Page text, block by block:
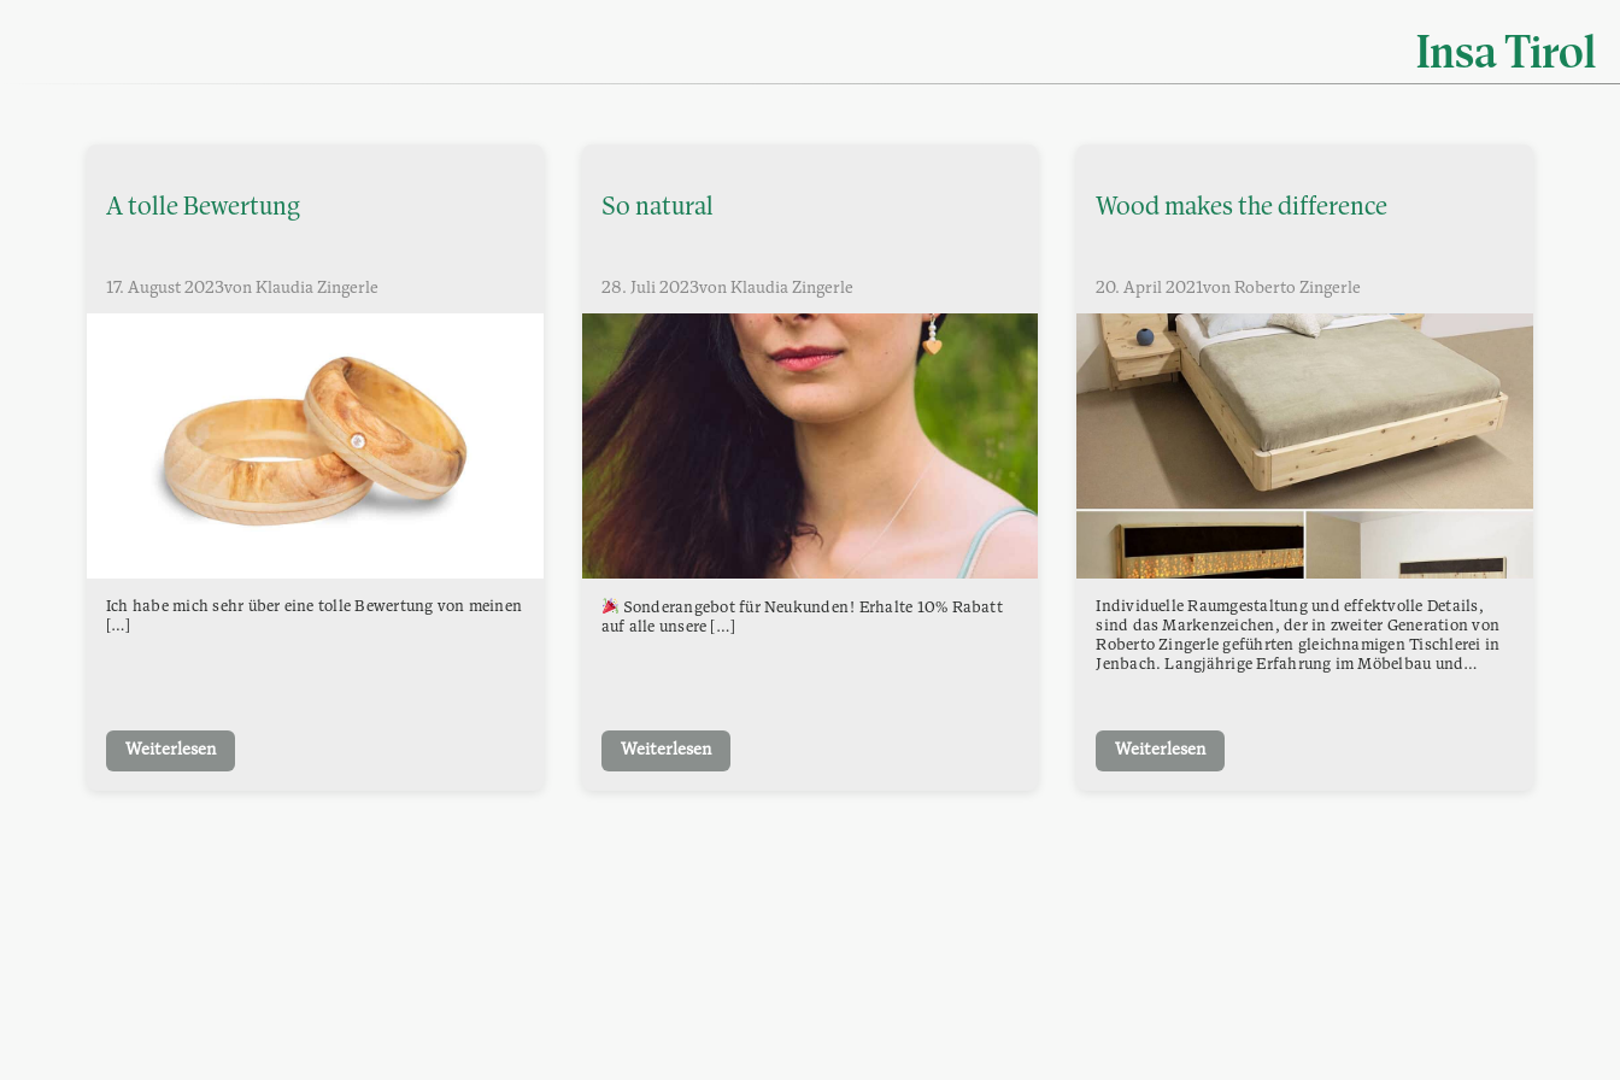
Insa Tirol
A tolle Bewertung
17. August 2023von Klaudia Zingerle
Ich habe mich sehr über eine tolle Bewertung von meinen
[…]
Weiterlesen
So natural
28. Juli 2023von Klaudia Zingerle
Sonderangebot für Neukunden! Erhalte 10% Rabatt
auf alle unsere […]
Weiterlesen
Wood makes the difference
20. April 2021von Roberto Zingerle
Individuelle Raumgestaltung und effektvolle Details,
sind das Markenzeichen, der in zweiter Generation von
Roberto Zingerle geführten gleichnamigen Tischlerei in
Jenbach. Langjährige Erfahrung im Möbelbau und
Weiterlesen